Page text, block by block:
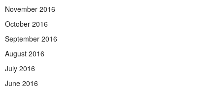
November 2016
October 2016
September 2016
August 2016
July 2016
June 2016